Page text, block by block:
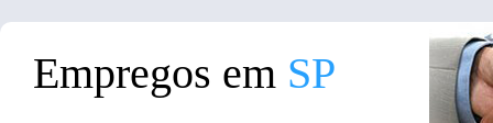
Empregos em SP